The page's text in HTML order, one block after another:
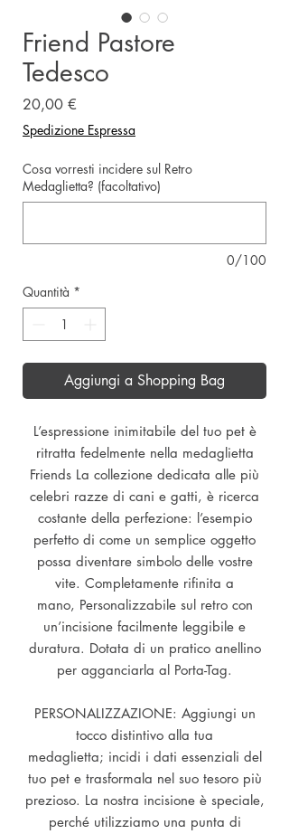
Friend Pastore
Tedesco
20,00 €
Spedizione Espressa
Cosa vorresti incidere sul Retro
Medaglietta? (facoltativo)
0/100
Quantità *
Aggiungi a Shopping Bag
L’espressione inimitabile del tuo pet è
ritratta fedelmente nella medaglietta
Friends La collezione dedicata alle più
celebri razze di cani e gatti, è ricerca
costante della perfezione: l’esempio
perfetto di come un semplice oggetto
possa diventare simbolo delle vostre
vite. Completamente rifinita a
mano, Personalizzabile sul retro con
un’incisione facilmente leggibile e
duratura. Dotata di un pratico anellino
per agganciarla al Porta-Tag.
PERSONALIZZAZIONE: Aggiungi un
tocco distintivo alla tua
medaglietta; incidi i dati essenziali del
tuo pet e trasformala nel suo tesoro più
prezioso. La nostra incisione è speciale,
perché utilizziamo una punta di